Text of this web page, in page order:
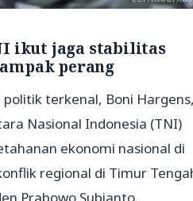
ikut jaga stabilitas
perang
politik terkenal, Boni
Nasional Indonesia (TNI)
ekonomi nasional di
regional di Timur